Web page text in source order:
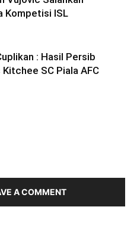
Kompetisi ISL
: Hasil Persib
Kitchee SC Piala AFC
A COMMENT